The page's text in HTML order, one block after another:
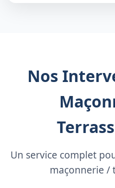
Nos
Un service complet
maçonnerie /